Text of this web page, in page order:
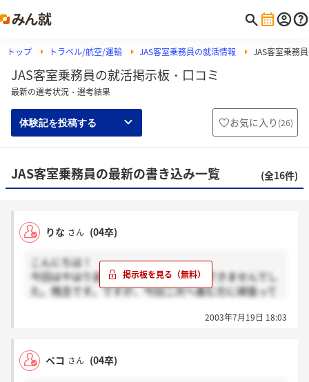
トップ トラベル/航空/運輸 JAS客室乗務員の就活情報 JAS客室乗務
JAS客室乗務員の就活掲示板・口コミ
最新の選考状況・選考結果
体験記を投稿する お気に入り (26)
JAS客室乗務員の最新の書き込み一覧 (全16件)
りな さん (04卒)
こんにちは！
今回はやはり良いお返事を頂くことができませんでし
た。残念です。ですが、今回二次へ進む方に頑張って
2003年7月19日 18:03
ペコ さん (04卒)